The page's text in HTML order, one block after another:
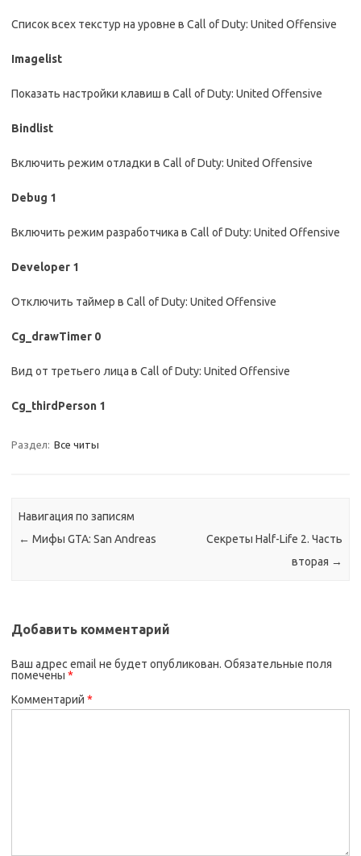
Список всех текстур на уровне в Call of Duty: United Offensive
Imagelist
Показать настройки клавиш в Call of Duty: United Offensive
Bindlist
Включить режим отладки в Call of Duty: United Offensive
Debug 1
Включить режим разработчика в Call of Duty: United Offensive
Developer 1
Отключить таймер в Call of Duty: United Offensive
Cg_drawTimer 0
Вид от третьего лица в Call of Duty: United Offensive
Cg_thirdPerson 1
Раздел: Все читы
Навигация по записям
← Мифы GTA: San Andreas
Секреты Half-Life 2. Часть
вторая →
Добавить комментарий
Ваш адрес email не будет опубликован. Обязательные поля
помечены *
Комментарий *